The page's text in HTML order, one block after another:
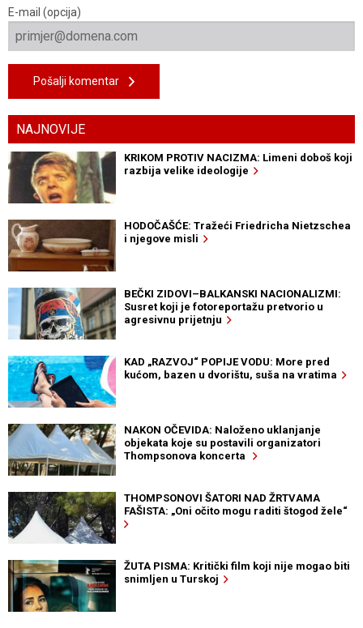
E-mail (opcija)
Pošalji komentar
NAJNOVIJE
KRIKOM PROTIV NACIZMA: Limeni doboš koji
razbija velike ideologije
HODOČAŠĆE: Tražeći Friedricha Nietzschea
i njegove misli
BEČKI ZIDOVI–BALKANSKI NACIONALIZMI:
Susret koji je fotoreportažu pretvorio u
agresivnu prijetnju
KAD „RAZVOJ“ POPIJE VODU: More pred
kućom, bazen u dvorištu, suša na vratima
NAKON OČEVIDA: Naloženo uklanjanje
objekata koje su postavili organizatori
Thompsonova koncerta
THOMPSONOVI ŠATORI NAD ŽRTVAMA
FAŠISTA: „Oni očito mogu raditi štogod žele“
ŽUTA PISMA: Kritički film koji nije mogao biti
snimljen u Turskoj